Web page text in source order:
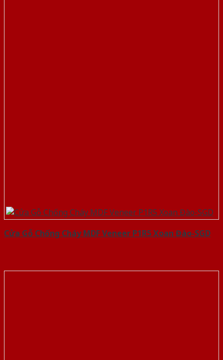
Cửa Gỗ Chống Cháy MDF Veneer P1R5 Xoan Đào-SGD